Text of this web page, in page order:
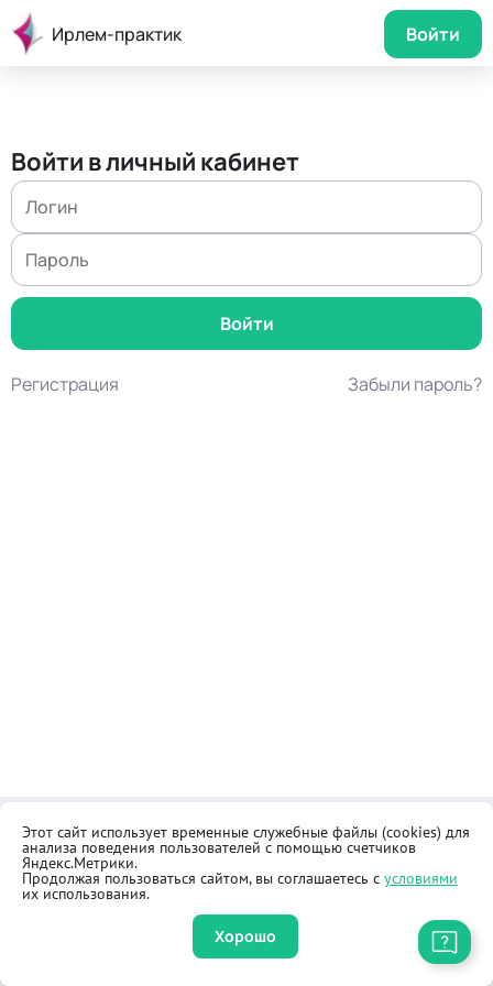
Ирлем-практик Войти
Войти в личный кабинет
Регистрация Забыли пароль?
Контакты
Как купить
Общественная приёмная
Реквизиты
Оферта
Правила продажи товаров
Этот сайт использует временные служебные файлы (cookies) для
анализа поведения пользователей с помощью счетчиков
Яндекс.Метрики.
Продолжая пользоваться сайтом, вы соглашаетесь с условиями
их использования.
Хорошо